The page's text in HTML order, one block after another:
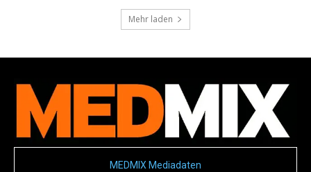
Mehr laden
MEDMIX Mediadaten